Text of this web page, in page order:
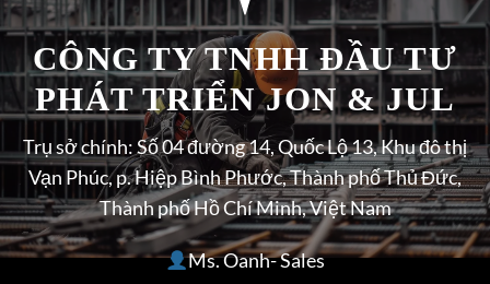
CÔNG TY TNHH ĐẦU TƯ
PHÁT TRIỂN JON & JUL
Trụ sở chính: Số 04 đường 14, Quốc Lộ 13, Khu đô thị
Vạn Phúc, p. Hiệp Bình Phước, Thành phố Thủ Đức,
Thành phố Hồ Chí Minh, Việt Nam
Ms. Oanh- Sales